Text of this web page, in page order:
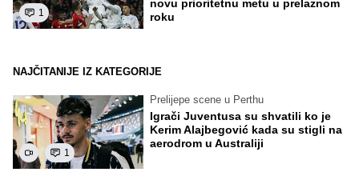
1
novu prioritetnu metu u prelaznom
roku
NAJČITANIJE IZ KATEGORIJE
1
Prelijepe scene u Perthu
Igrači Juventusa su shvatili ko je
Kerim Alajbegović kada su stigli na
aerodrom u Australiji